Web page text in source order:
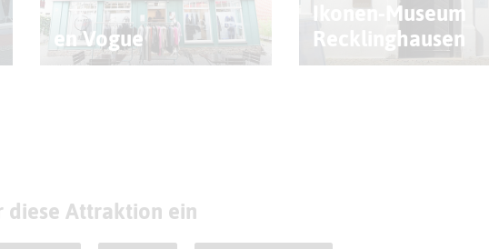
en Vogue
Ikonen-Museum
Recklinghausen
diese Attraktion ein